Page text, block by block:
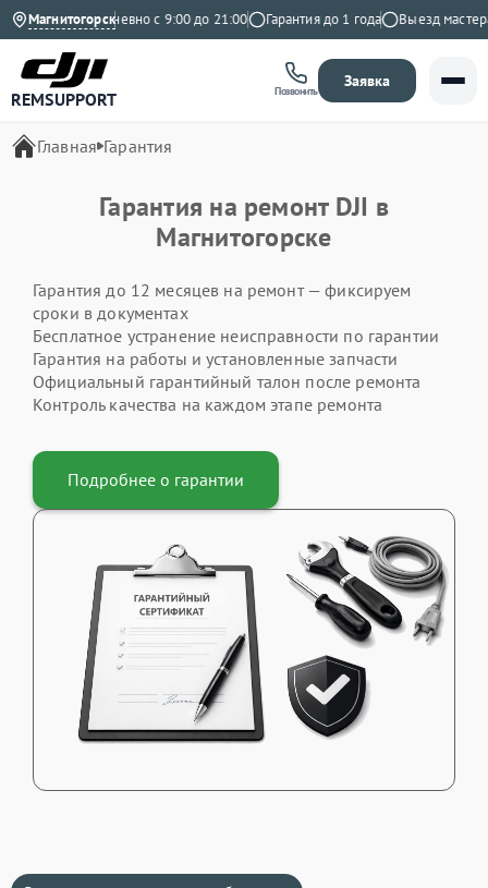
Магнитогорск
Яндекс Ежедневно с 9:00 до 21:00 Гарантия до 1 года Выезд мастера
REMSUPPORT Позвонить
Заявка
Главная Гарантия
Гарантия на ремонт DJI в
Магнитогорске
Гарантия до 12 месяцев на ремонт — фиксируем
сроки в документах
Бесплатное устранение неисправности по гарантии
Гарантия на работы и установленные запчасти
Официальный гарантийный талон после ремонта
Контроль качества на каждом этапе ремонта
Подробнее о гарантии